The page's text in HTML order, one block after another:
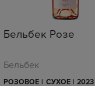
Бельбек Розе
Бельбек
РОЗОВОЕ | СУХОЕ | 2023